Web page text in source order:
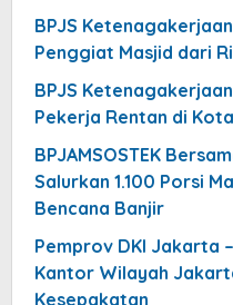
BPJS
Penggiat Masjid dari
BPJS
Pekerja Rentan di
BPJAMSOSTEK
Salurkan 1.100 Porsi
Bencana Banjir
Pemprov DKI Jakarta
Kantor Wilayah
Kesepakatan